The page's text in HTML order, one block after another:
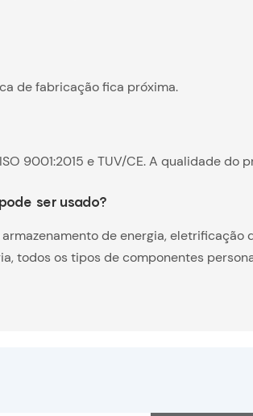
de fabricação fica próxima.
9001:2015 e TUV/CE. A qualidade
ser usado?
de energia,
todos os tipos de componentes